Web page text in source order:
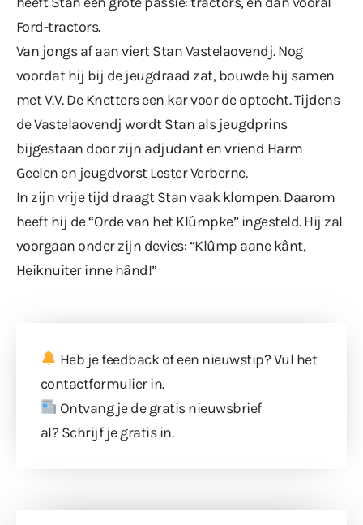
Ford-tractors.
Van jongs af aan viert Stan Vastelaovendj. Nog
voordat hij bij de jeugdraad zat, bouwde hij samen
met V.V. De Knetters een kar voor de optocht. Tijdens
de Vastelaovendj wordt Stan als jeugdprins
bijgestaan door zijn adjudant en vriend Harm
Geelen en jeugdvorst Lester Verberne.
In zijn vrije tijd draagt Stan vaak klompen. Daarom
heeft hij de “Orde van het Klûmpke” ingesteld. Hij zal
voorgaan onder zijn devies: “Klûmp aane kânt,
Heiknuiter inne hând!”
Heb je feedback of een nieuwstip? Vul het
contactformulierin.
Ontvang je de gratis nieuwsbrief
al? Schrijf je gratis in.